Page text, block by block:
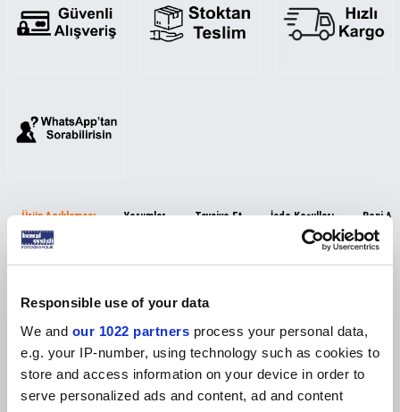
Responsible use of your data
We and our 1022 partners process your personal data,
e.g. your IP-number, using technology such as cookies to
store and access information on your device in order to
serve personalized ads and content, ad and content
Ürün Açıklaması Yorumlar Tavsiye Et İade Koşulları Beni
Ayaklı ve Magnet Özellikli Dekoratif Çerçeve
Pembe Arabalı Bebek Magnet Çerçevesi, bebeğinizin hatıra
fotoğraflarını
sergilemek için mükemmel bir seçenek sunar. Dilerseniz
buzdolabına magnet olarak tutturabilir, dilerseniz arka ayağını açarak